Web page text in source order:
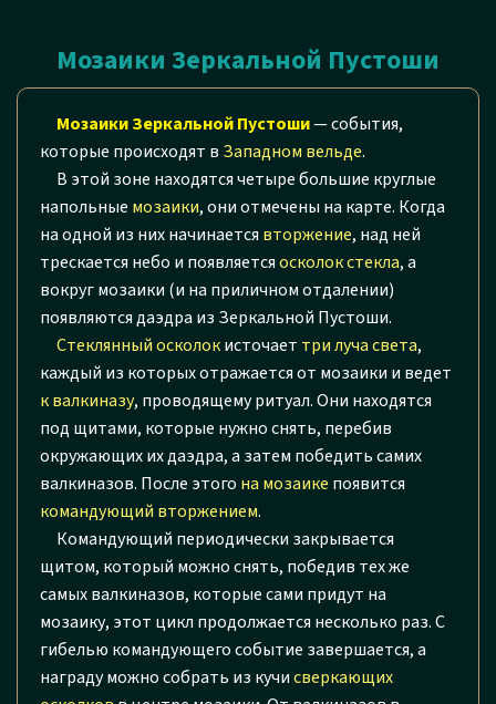
Мозаики Зеркальной Пустоши
Мозаики Зеркальной Пустоши— события,
которые происходят в Западном вельде.
В этой зоне находятся четыре большие круглые
напольные мозаики, они отмечены на карте. Когда
на одной из них начинается вторжение, над ней
трескается небо и появляетсяосколок стекла, а
вокруг мозаики (и на приличном отдалении)
появляются даэдра из Зеркальной Пустоши.
Стеклянный осколокисточает три луча света,
каждый из которых отражается от мозаики и ведет
к валкиназу, проводящему ритуал. Они находятся
под щитами, которые нужно снять, перебив
окружающих их даэдра, а затем победить самих
валкиназов. После этого на мозаике появится
командующий вторжением.
Командующий периодически закрывается
щитом, который можно снять, победив тех же
самых валкиназов, которые сами придут на
мозаику, этот цикл продолжается несколько раз. С
гибелью командующего событие завершается, а
награду можно собрать из кучисверкающих